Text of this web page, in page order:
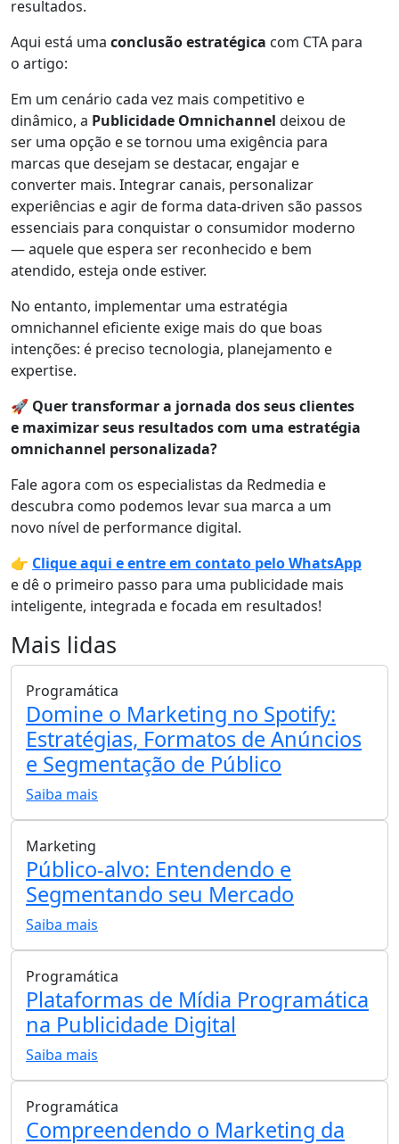
resultados.
Aqui está uma conclusão estratégica com CTA para
o artigo:
Em um cenário cada vez mais competitivo e
dinâmico, a Publicidade Omnichannel deixou de
ser uma opção e se tornou uma exigência para
marcas que desejam se destacar, engajar e
converter mais. Integrar canais, personalizar
experiências e agir de forma data-driven são passos
essenciais para conquistar o consumidor moderno
— aquele que espera ser reconhecido e bem
atendido, esteja onde estiver.
No entanto, implementar uma estratégia
omnichannel eficiente exige mais do que boas
intenções: é preciso tecnologia, planejamento e
expertise.
🚀 Quer transformar a jornada dos seus clientes
e maximizar seus resultados com uma estratégia
omnichannel personalizada?
Fale agora com os especialistas da Redmedia e
descubra como podemos levar sua marca a um
novo nível de performance digital.
👉 Clique aqui e entre em contato pelo WhatsApp
e dê o primeiro passo para uma publicidade mais
inteligente, integrada e focada em resultados!
Mais lidas
Programática
Domine o Marketing no Spotify:
Estratégias, Formatos de Anúncios
e Segmentação de Público
Saiba mais
Marketing
Público-alvo: Entendendo e
Segmentando seu Mercado
Saiba mais
Programática
Plataformas de Mídia Programática
na Publicidade Digital
Saiba mais
Programática
Compreendendo o Marketing da